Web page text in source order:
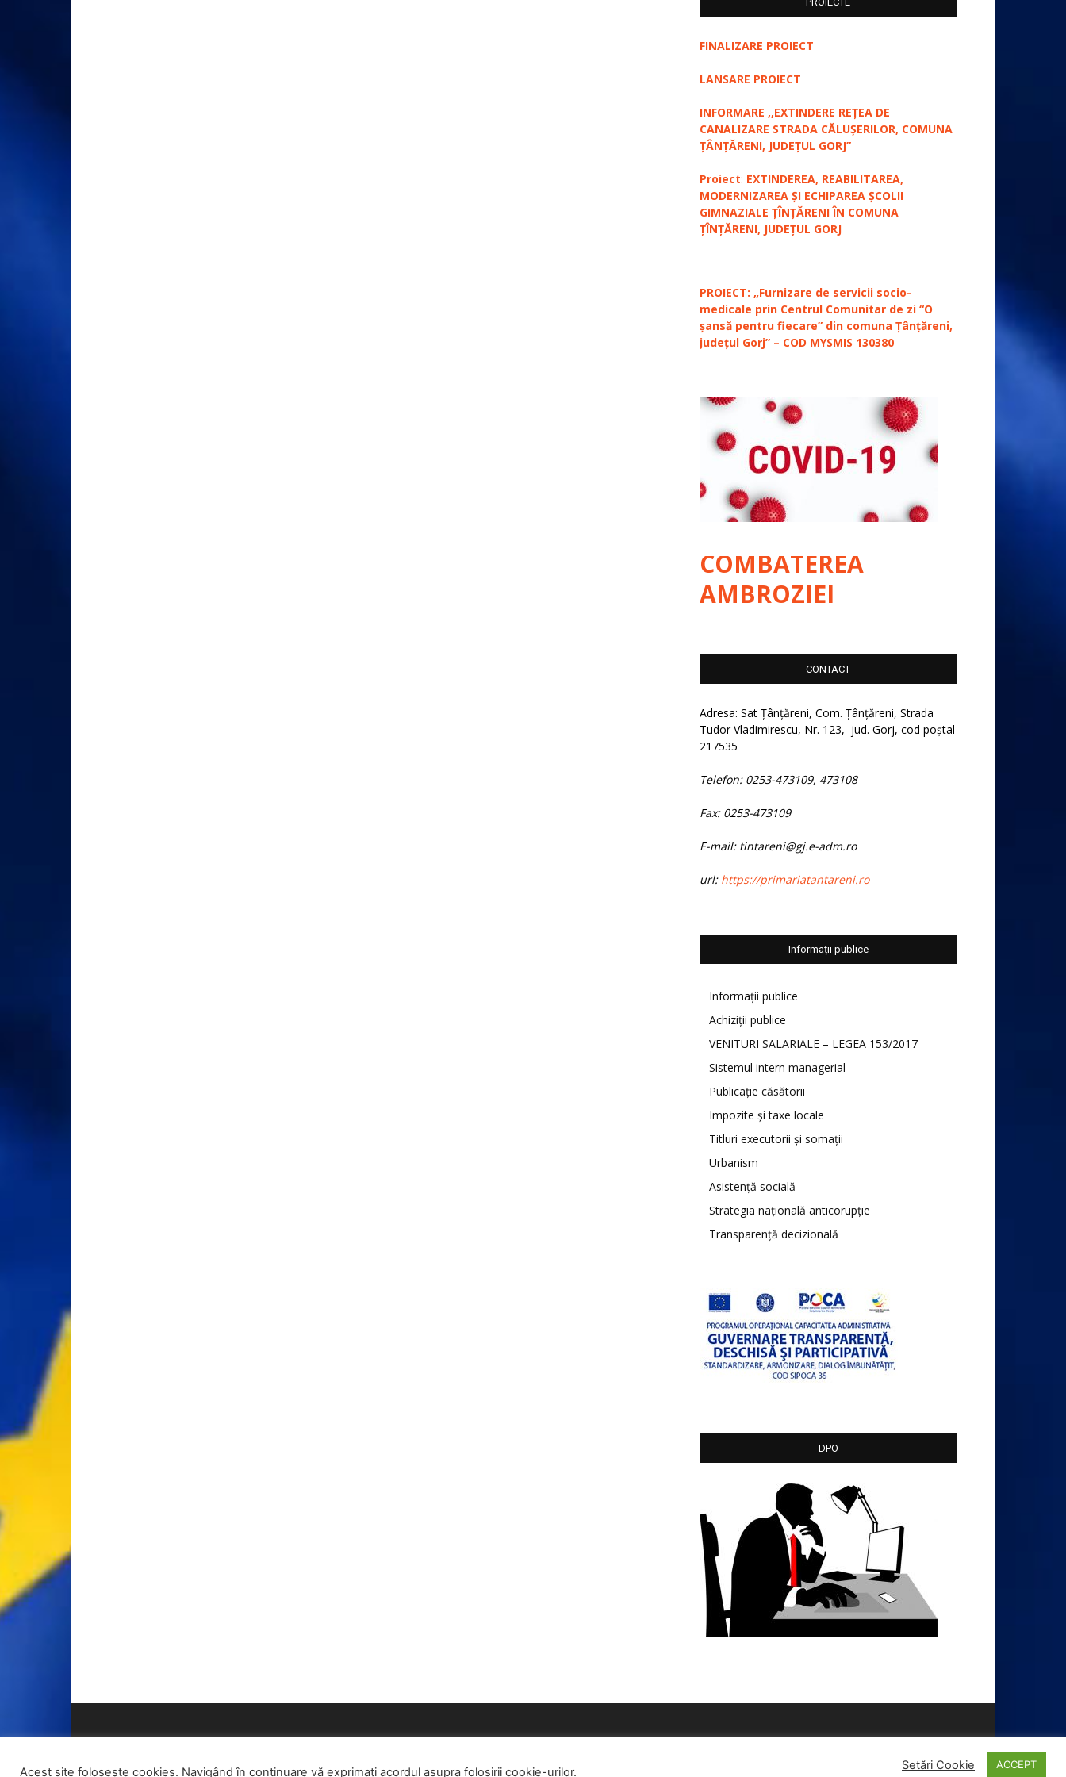
FINALIZARE PROIECT
LANSARE PROIECT
INFORMARE ,,EXTINDERE REȚEA DE
CANALIZARE STRADA CĂLUȘERILOR, COMUNA
ȚÂNȚĂRENI, JUDEȚUL GORJ”
Proiect: EXTINDEREA, REABILITAREA,
MODERNIZAREA ȘI ECHIPAREA ȘCOLII
GIMNAZIALE ȚÎNȚĂRENI ÎN COMUNA
ȚÎNȚĂRENI, JUDEȚUL GORJ
PROIECT: „Furnizare de servicii socio-
medicale prin Centrul Comunitar de zi “O
șansă pentru fiecare” din comuna Țânțăreni,
județul Gorj” – COD MYSMIS 130380
COMBATEREA
AMBROZIEI
CONTACT
Adresa: Sat Țânțăreni, Com. Țânțăreni, Strada
Tudor Vladimirescu, Nr. 123, jud. Gorj, cod poștal
217535
Telefon: 0253-473109, 473108
Fax: 0253-473109
E-mail: tintareni@gj.e-adm.ro
url: https://primariatantareni.ro
Informații publice
Informații publice
Achiziții publice
VENITURI SALARIALE – LEGEA 153/2017
Sistemul intern managerial
Publicație căsătorii
Impozite și taxe locale
Titluri executorii și somații
Urbanism
Asistență socială
Strategia națională anticorupție
Transparență decizională
DPO
Acest site folosește cookies. Navigând în continuare vă exprimați acordul asupra folosirii cookie-urilor. Setări Cookie ACCEPT